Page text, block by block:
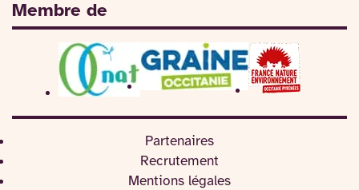
Membre de
Partenaires
Recrutement
Mentions légales